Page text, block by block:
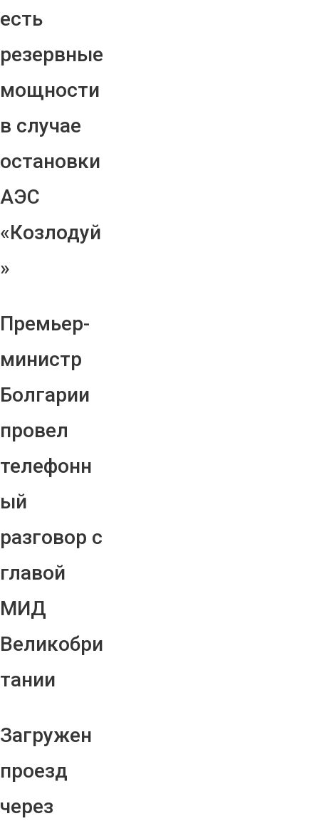
есть
резервные
мощности
в случае
остановки
АЭС
«Козлодуй
»
Премьер-
министр
Болгарии
провел
телефонн
ый
разговор с
главой
МИД
Великобри
тании
Загружен
проезд
через